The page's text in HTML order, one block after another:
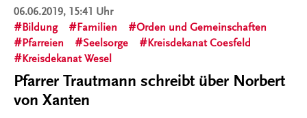
06.06.2019, 15:41 Uhr
Bildung
Familien
Orden und Gemeinschaften
Pfarreien
Seelsorge
Kreisdekanat Coesfeld
Kreisdekanat Wesel
Pfarrer Trautmann schreibt über Norbert
von Xanten